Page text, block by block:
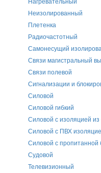
Неизолированный
Плетенка
Радиочастотный
Самонесущий
Связи магистральный
Связи полевой
Сигнализации и
Силовой
Силовой гибкий
Силовой с изоляцией
Силовой с ПВХ
Силовой с
Судовой
Телевизионный